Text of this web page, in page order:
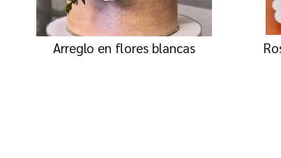
Arreglo en flores blancas